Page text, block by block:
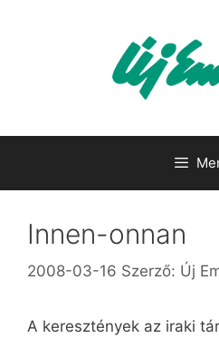
Innen-onnan
2008-03-16 Szerző: Új
A keresztények az iraki